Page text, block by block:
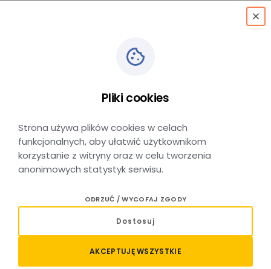
Kraków Główny →
Relacja Kraków Główny –
Miechów – sprawdź połączenia
i kup bilet
Planujesz podróż pociągiem na trasie Kraków Główny –
Pliki cookies
Strona używa plików cookies w celach
funkcjonalnych, aby ułatwić użytkownikom
korzystanie z witryny oraz w celu tworzenia
anonimowych statystyk serwisu.
ODRZUĆ / WYCOFAJ ZGODY
Dostosuj
AKCEPTUJĘ WSZYSTKIE